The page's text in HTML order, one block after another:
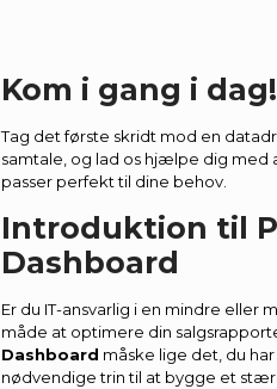
Kom i gang i dag!
Tag det første skridt mod en
samtale, og lad os hjælpe dig med
passer perfekt til dine behov.
Introduktion til
Dashboard
Er du IT-ansvarlig i en mindre eller
måde at optimere din
Dashboard måske lige det, du
nødvendige trin til at bygge et